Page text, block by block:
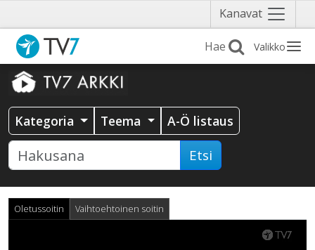
Kanavat Näytä
valikko
Valikko
Kategoria Teema A-Ö listaus
Etsi
Oletussoitin Vaihtoehtoinen soitin